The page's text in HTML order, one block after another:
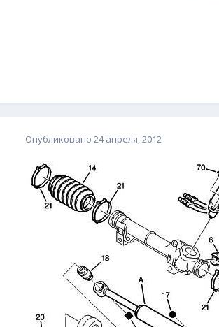
Опубликовано 24 апреля, 2012